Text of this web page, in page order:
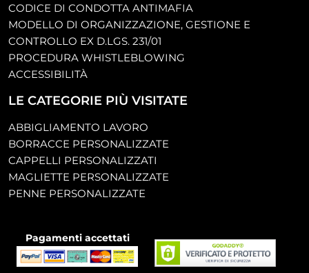
CODICE DI CONDOTTA ANTIMAFIA
MODELLO DI ORGANIZZAZIONE, GESTIONE E
CONTROLLO EX D.LGS. 231/01
PROCEDURA WHISTLEBLOWING
ACCESSIBILITÀ
LE CATEGORIE PIÙ VISITATE
ABBIGLIAMENTO LAVORO
BORRACCE PERSONALIZZATE
CAPPELLI PERSONALIZZATI
MAGLIETTE PERSONALIZZATE
PENNE PERSONALIZZATE
Pagamenti accettati